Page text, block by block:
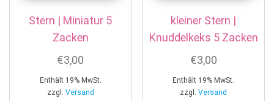
Stern | Miniatur 5
Zacken
€3,00
Enthält 19% MwSt.
zzgl. Versand
kleiner Stern |
Knuddelkeks 5 Zacken
€3,00
Enthält 19% MwSt.
zzgl.Versand